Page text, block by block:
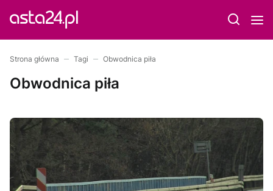
Strona główna Tagi Obwodnica piła
Obwodnica piła